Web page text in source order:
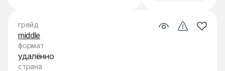
грейд
middle
формат
удалённо
страна